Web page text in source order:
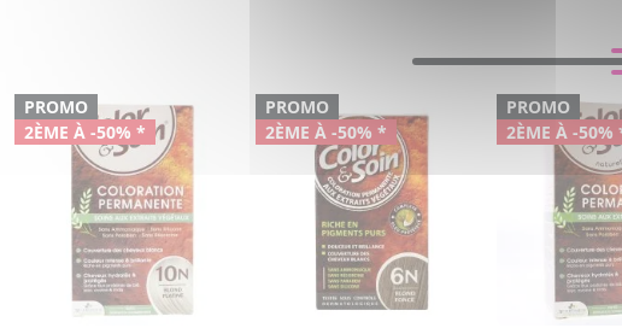
PROMO
2ÈME À -50% *
PROMO
2ÈME À -50% *
PROMO
2ÈME À -50%